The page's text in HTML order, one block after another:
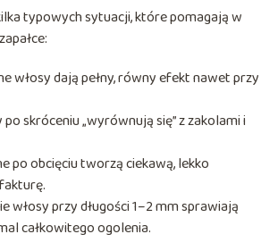
typowych sytuacji, które pomagają w
włosy dają pełny, równy efekt nawet przy
po skróceniu „wyrównują się” z zakolami i
po obcięciu tworzą ciekawą, lekko
włosy przy długości 1–2 mm sprawiają
całkowitego ogolenia.